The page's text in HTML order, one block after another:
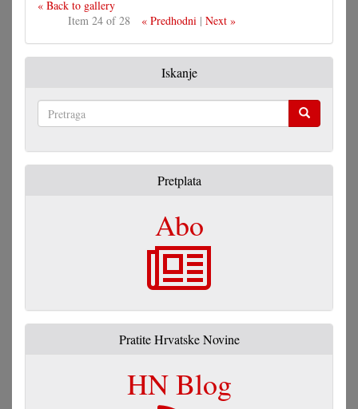
« Back to gallery
Item 24 of 28
« Predhodni| Next »
Iskanje
Pretplata
Abo
Pratite Hrvatske Novine
HN Blog